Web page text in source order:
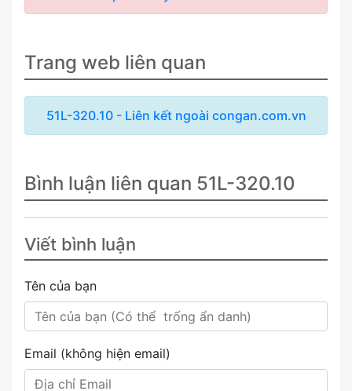
Trang web liên quan
51L-320.10 - Liên kết ngoài congan.com.vn
Bình luận liên quan 51L-320.10
Viết bình luận
Tên của bạn
Email (không hiện email)